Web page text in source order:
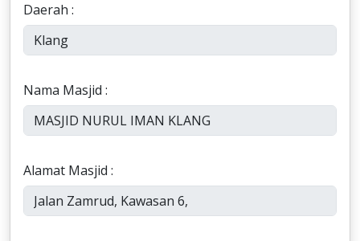
Daerah :
Nama Masjid :
Alamat Masjid :